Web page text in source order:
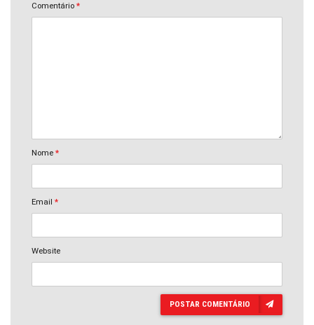
Comentário *
Nome *
Email *
Website
POSTAR COMENTÁRIO